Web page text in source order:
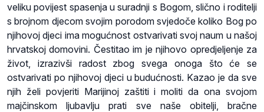
veliku povijest spasenja u suradnji s Bogom, slično i roditelji
s brojnom djecom svojim porodom svjedoče koliko Bog po
njihovoj djeci ima mogućnost ostvarivati svoj naum u našoj
hrvatskoj domovini. Čestitao im je njihovo opredjeljenje za
život, izrazivši radost zbog svega onoga što će se
ostvarivati po njihovoj djeci u budućnosti. Kazao je da sve
njih želi povjeriti Marijinoj zaštiti i moliti da ona svojom
majčinskom ljubavlju prati sve naše obitelji, bračne